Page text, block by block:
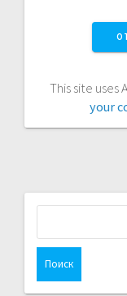
This site uses
your